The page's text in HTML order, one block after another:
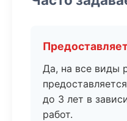
Да, на все виды
до 3 лет в
работ.